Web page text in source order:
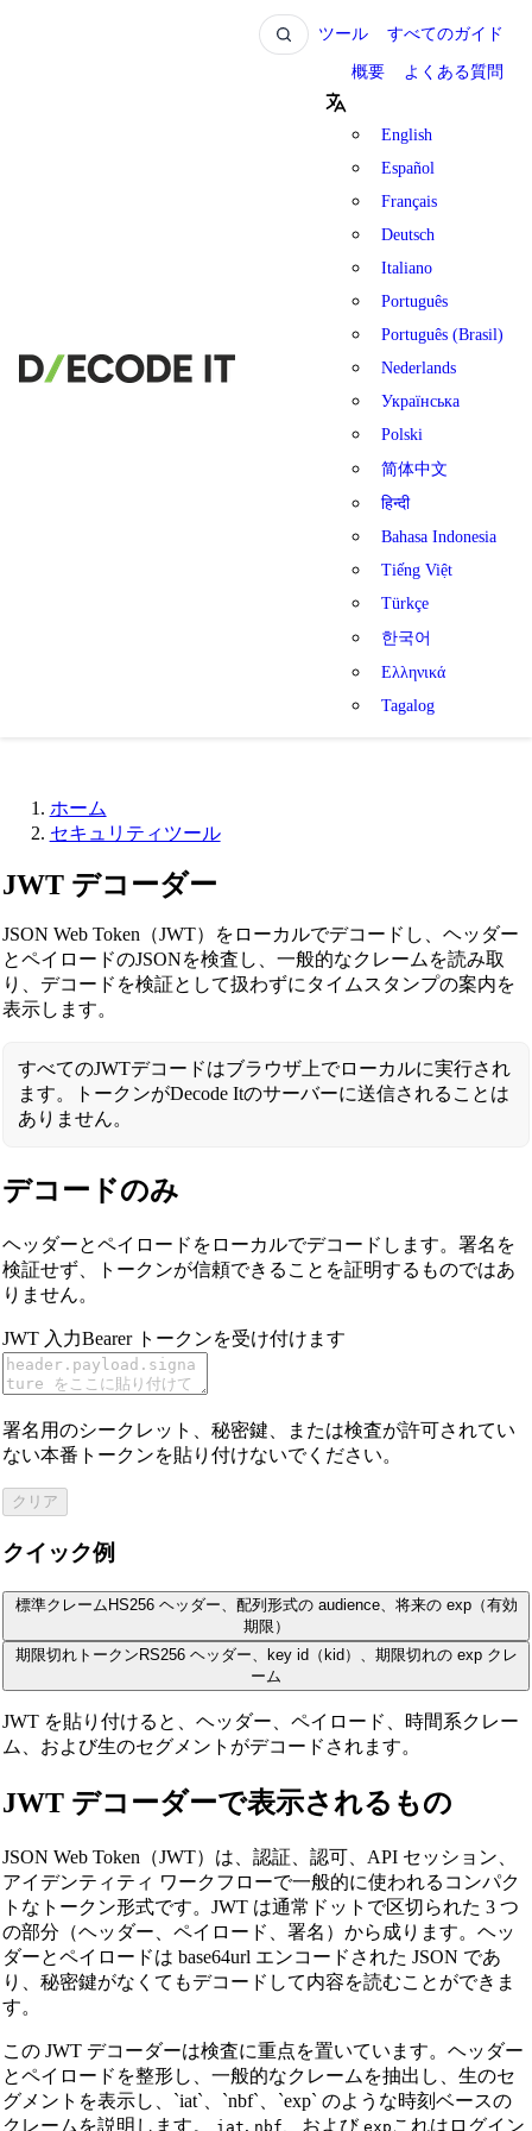
ツール すべてのガイド
概要 よくある質問
English
Español
Français
Deutsch
Italiano
Português
Português (Brasil)
Nederlands
Українська
Polski
简体中文
हिन्दी
Bahasa Indonesia
Tiếng Việt
Türkçe
한국어
Ελληνικά
Tagalog
ホーム
セキュリティツール
JWT デコーダー
JSON Web Token（JWT）をローカルでデコードし、ヘッダー
とペイロードのJSONを検査し、一般的なクレームを読み取
り、デコードを検証として扱わずにタイムスタンプの案内を
表示します。
すべてのJWTデコードはブラウザ上でローカルに実行され
ます。トークンがDecode Itのサーバーに送信されることは
ありません。
デコードのみ
ヘッダーとペイロードをローカルでデコードします。署名を
検証せず、トークンが信頼できることを証明するものではあ
りません。
JWT 入力Bearer トークンを受け付けます
署名用のシークレット、秘密鍵、または検査が許可されてい
ない本番トークンを貼り付けないでください。
クリア
クイック例
標準クレーム HS256 ヘッダー、配列形式の audience、将来の exp（有効
期限）
期限切れトークン RS256 ヘッダー、key id（kid）、期限切れの exp クレ
ーム
JWT を貼り付けると、ヘッダー、ペイロード、時間系クレー
ム、および生のセグメントがデコードされます。
JWT デコーダーで表示されるもの
JSON Web Token（JWT）は、認証、認可、API セッション、
アイデンティティ ワークフローで一般的に使われるコンパク
トなトークン形式です。JWT は通常ドットで区切られた 3 つ
の部分（ヘッダー、ペイロード、署名）から成ります。ヘッ
ダーとペイロードは base64url エンコードされた JSON であ
り、秘密鍵がなくてもデコードして内容を読むことができま
す。
この JWT デコーダーは検査に重点を置いています。ヘッダー
とペイロードを整形し、一般的なクレームを抽出し、生のセ
グメントを表示し、`iat`、`nbf`、`exp` のような時刻ベースの
クレームを説明します。
iat, nbf 、および exp これはログイン